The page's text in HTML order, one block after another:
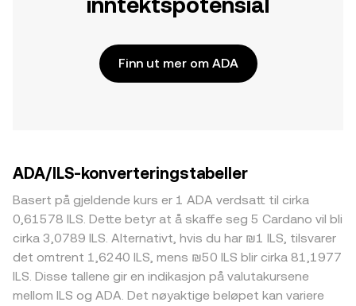
Finn ut mer om ADA
ADA/ILS-konverteringstabeller
Basert på gjeldende kurs er 1 ADA verdsatt til cirka
0,61578 ILS. Dette betyr at å skaffe seg 5 Cardano vil bli
cirka 3,0789 ILS. Alternativt, hvis du har ₪1 ILS, tilsvarer
det omtrent 1,6240 ILS, mens ₪50 ILS blir cirka 81,1977
ILS. Disse tallene gir en indikasjon på valutakursene
mellom ILS og ADA. Det nøyaktige beløpet kan variere